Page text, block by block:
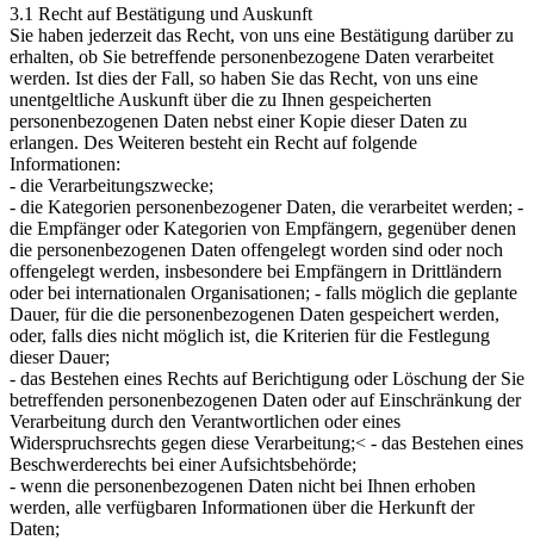
3.1 Recht auf Bestätigung und Auskunft
Sie haben jederzeit das Recht, von uns eine Bestätigung darüber zu
erhalten, ob Sie betreffende personenbezogene Daten verarbeitet
werden. Ist dies der Fall, so haben Sie das Recht, von uns eine
unentgeltliche Auskunft über die zu Ihnen gespeicherten
personenbezogenen Daten nebst einer Kopie dieser Daten zu
erlangen. Des Weiteren besteht ein Recht auf folgende
Informationen:
- die Verarbeitungszwecke;
- die Kategorien personenbezogener Daten, die verarbeitet werden; -
die Empfänger oder Kategorien von Empfängern, gegenüber denen
die personenbezogenen Daten offengelegt worden sind oder noch
offengelegt werden, insbesondere bei Empfängern in Drittländern
oder bei internationalen Organisationen; - falls möglich die geplante
Dauer, für die die personenbezogenen Daten gespeichert werden,
oder, falls dies nicht möglich ist, die Kriterien für die Festlegung
dieser Dauer;
- das Bestehen eines Rechts auf Berichtigung oder Löschung der Sie
betreffenden personenbezogenen Daten oder auf Einschränkung der
Verarbeitung durch den Verantwortlichen oder eines
Widerspruchsrechts gegen diese Verarbeitung;< - das Bestehen eines
Beschwerderechts bei einer Aufsichtsbehörde;
- wenn die personenbezogenen Daten nicht bei Ihnen erhoben
werden, alle verfügbaren Informationen über die Herkunft der
Daten;